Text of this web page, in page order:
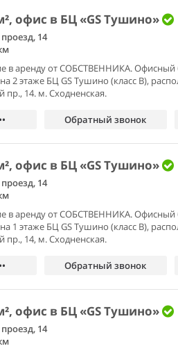
офис в БЦ «GS Тушино»
14
в аренду от СОБСТВЕННИКА. Офисный
2 этаже БЦ GS Тушино (класс В),
пр., 14. м. Сходненская.
Обратный звонок
офис в БЦ «GS Тушино»
14
в аренду от СОБСТВЕННИКА. Офисный
1 этаже БЦ GS Тушино (класс В),
пр., 14, м. Сходненская.
Обратный звонок
офис в БЦ «GS Тушино»
14